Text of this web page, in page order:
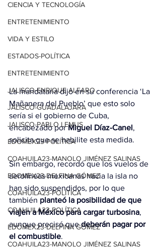
CIENCIA Y TECNOLOGÍA
ENTRETENIMIENTO
VIDA Y ESTILO
ESTADOS-POLÍTICA
ENTRETENIMIENTO
JALISCO-ENRIQUE ALFARO
JALISCO-GUADALAJARA
JALISCO-PABLO LEMUS
EDOMEX23-POLÍTICA
COAHUILA23-MANOLO JIMÉNEZ SALINAS
EDOMEX23-DELFINA GÓMEZ
COAHUILA23-POLÍTICA
COAHUILA23-POLÍTICA
EDOMEX23-DELFINA GÓMEZ
COAHUILA23-MANOLO JIMÉNEZ SALINAS
La mandataria dijo en su conferencia ‘La
Mañanera del Pueblo’ que esto solo
sería si el gobierno de Cuba,
encabezado por Miguel Díaz-Canel,
solicita que se habilite esta medida.
Sin embargo, recordó que los vuelos de
aerolíneas mexicanas hacia la isla no
han sido suspendidos, por lo que
también planteó la posibilidad de que
viajen a México para cargar turbosina,
aunque precisó que deberán pagar por
el combustible.